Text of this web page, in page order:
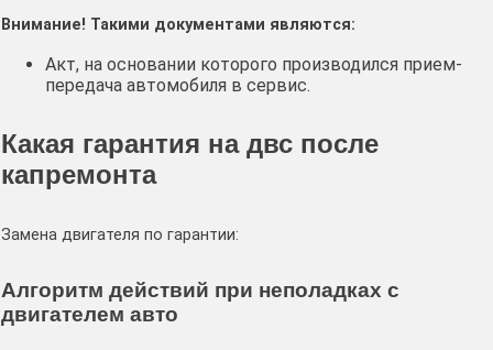
Внимание! Такими документами являются:
Акт, на основании которого производился прием-
передача автомобиля в сервис.
Какая гарантия на двс после
капремонта
Замена двигателя по гарантии:
Алгоритм действий при неполадках с
двигателем авто